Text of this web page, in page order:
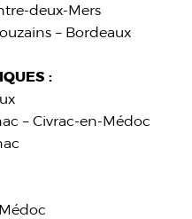
deux-Mers
– Bordeaux
:
– Civrac-en-Médoc